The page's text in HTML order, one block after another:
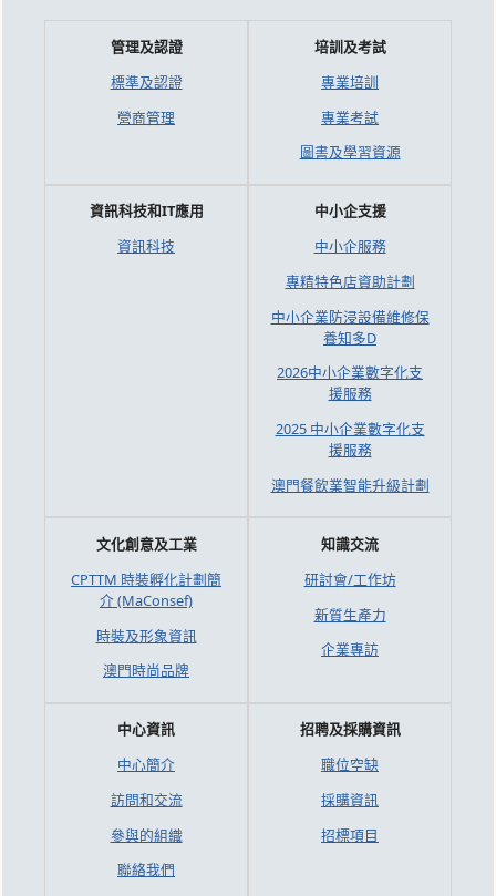
管理及認證
標準及認證
營商管理
培訓及考試
專業培訓
專業考試
圖書及學習資源
資訊科技和IT應用
資訊科技
中小企支援
中小企服務
專精特色店資助計劃
中小企業防浸設備維修保
養知多D
2026中小企業數字化支
援服務
2025 中小企業數字化支
援服務
澳門餐飲業智能升級計劃
文化創意及工業
CPTTM 時裝孵化計劃簡
介 (MaConsef)
時裝及形象資訊
澳門時尚品牌
知識交流
研討會/工作坊
新質生產力
企業專訪
中心資訊
中心簡介
訪問和交流
參與的組織
聯絡我們
招聘及採購資訊
職位空缺
採購資訊
招標項目